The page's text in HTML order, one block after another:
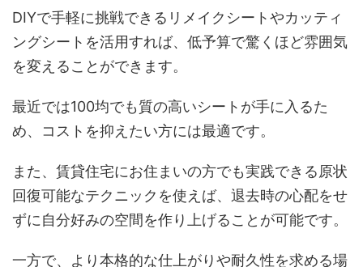
DIYで手軽に挑戦できるリメイクシートやカッティ
ングシートを活用すれば、低予算で驚くほど雰囲気
を変えることができます。
最近では100均でも質の高いシートが手に入るた
め、コストを抑えたい方には最適です。
また、賃貸住宅にお住まいの方でも実践できる原状
回復可能なテクニックを使えば、退去時の心配をせ
ずに自分好みの空間を作り上げることが可能です。
一方で、より本格的な仕上がりや耐久性を求める場